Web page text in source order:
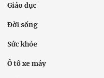
Giáo dục
Đời sống
Sức khỏe
Ô tô xe máy